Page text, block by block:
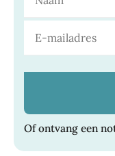
Of ontvang een